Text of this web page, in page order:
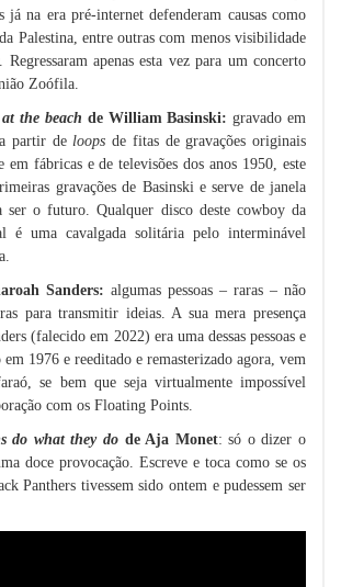
já na era pré-internet defenderam causas como
Palestina, entre outras com menos visibilidade
apenas esta vez para um concerto
Zoófila.
the beach de William Basinski:gravado em
partir de loops de fitas de gravações originais
em fábricas e de televisões dos anos 1950, este
gravações de Basinski e serve de janela
o futuro. Qualquer disco deste cowboy da
é uma cavalgada solitária pelo interminável
Sanders: algumas pessoas – raras – não
para transmitir ideias. A sua mera presença
(falecido em 2022) era uma dessas pessoas e
em 1976 e reeditado e remasterizado agora, vem
se bem que seja virtualmente impossível
com os Floating Points.
do what they do de Aja Monet: só o dizer o
doce provocação. Escreve e toca como se os
Panthers tivessem sido ontem e pudessem ser